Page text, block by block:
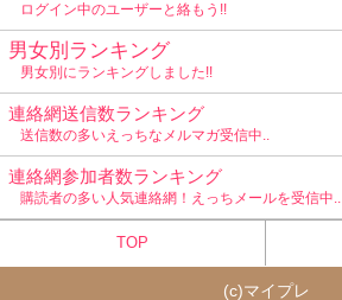
ログイン中のユーザーと絡もう!!
男女別ランキング
男女別にランキングしました!!
連絡網送信数ランキング
送信数の多いえっちなメルマガ受信中..
連絡網参加者数ランキング
購読者の多い人気連絡網！えっちメールを受信中..
TOP
(c)マイプレ